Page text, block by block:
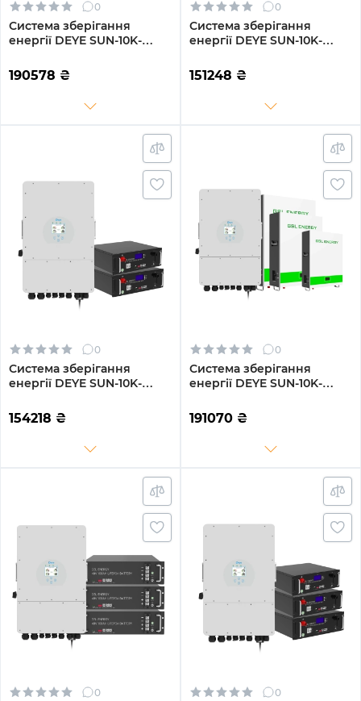
0
Система зберігання
енергії DEYE SUN-10K-
LFP-W 10kW 15.36kWh
3BAT LiFePO4 6500 циклів
190578 ₴
0
Система зберігання
енергії DEYE SUN-10K-
10kW 9.6kWh 2BAT
LiFePO4 6500 циклів
151248 ₴
0
Система зберігання
енергії DEYE SUN-10K-
10kW 10.24kWh 2BAT
LiFePO4 6500 циклів
154218 ₴
0
Система зберігання
енергії DEYE SUN-10K-
LFP-W 10kW 15.36kWh
3BAT LiFePO4 6500 циклів
191070 ₴
0 0